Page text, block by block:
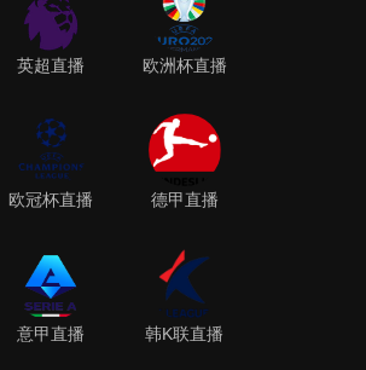
英超直播 欧洲杯直播
欧冠杯直播 德甲直播
意甲直播 韩K联直播